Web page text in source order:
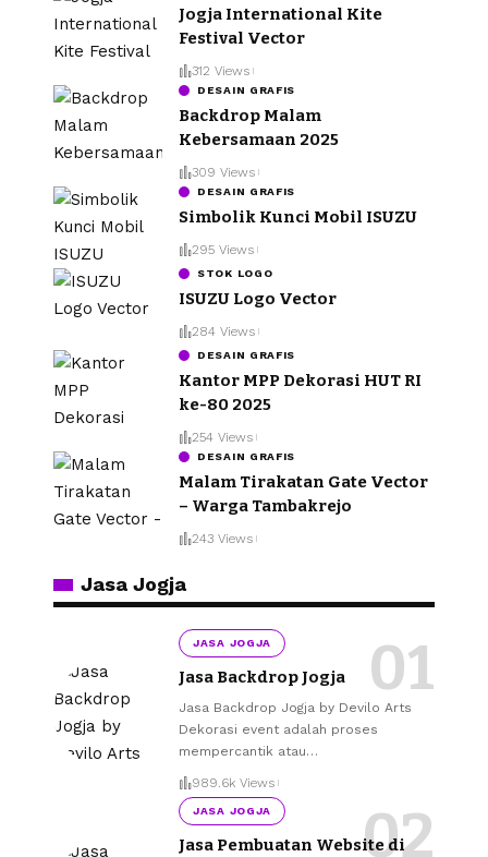
Jogja International Kite
Festival Vector
312 Views
DESAIN GRAFIS
Backdrop Malam
Kebersamaan 2025
309 Views
DESAIN GRAFIS
Simbolik Kunci Mobil ISUZU
295 Views
STOK LOGO
ISUZU Logo Vector
284 Views
DESAIN GRAFIS
Kantor MPP Dekorasi HUT RI
ke-80 2025
254 Views
DESAIN GRAFIS
Malam Tirakatan Gate Vector
– Warga Tambakrejo
243 Views
Jasa Jogja
JASA JOGJA
Jasa Backdrop Jogja
Jasa Backdrop Jogja by Devilo Arts
Dekorasi event adalah proses
mempercantik atau…
989.6k Views
JASA JOGJA
Jasa Pembuatan Website di